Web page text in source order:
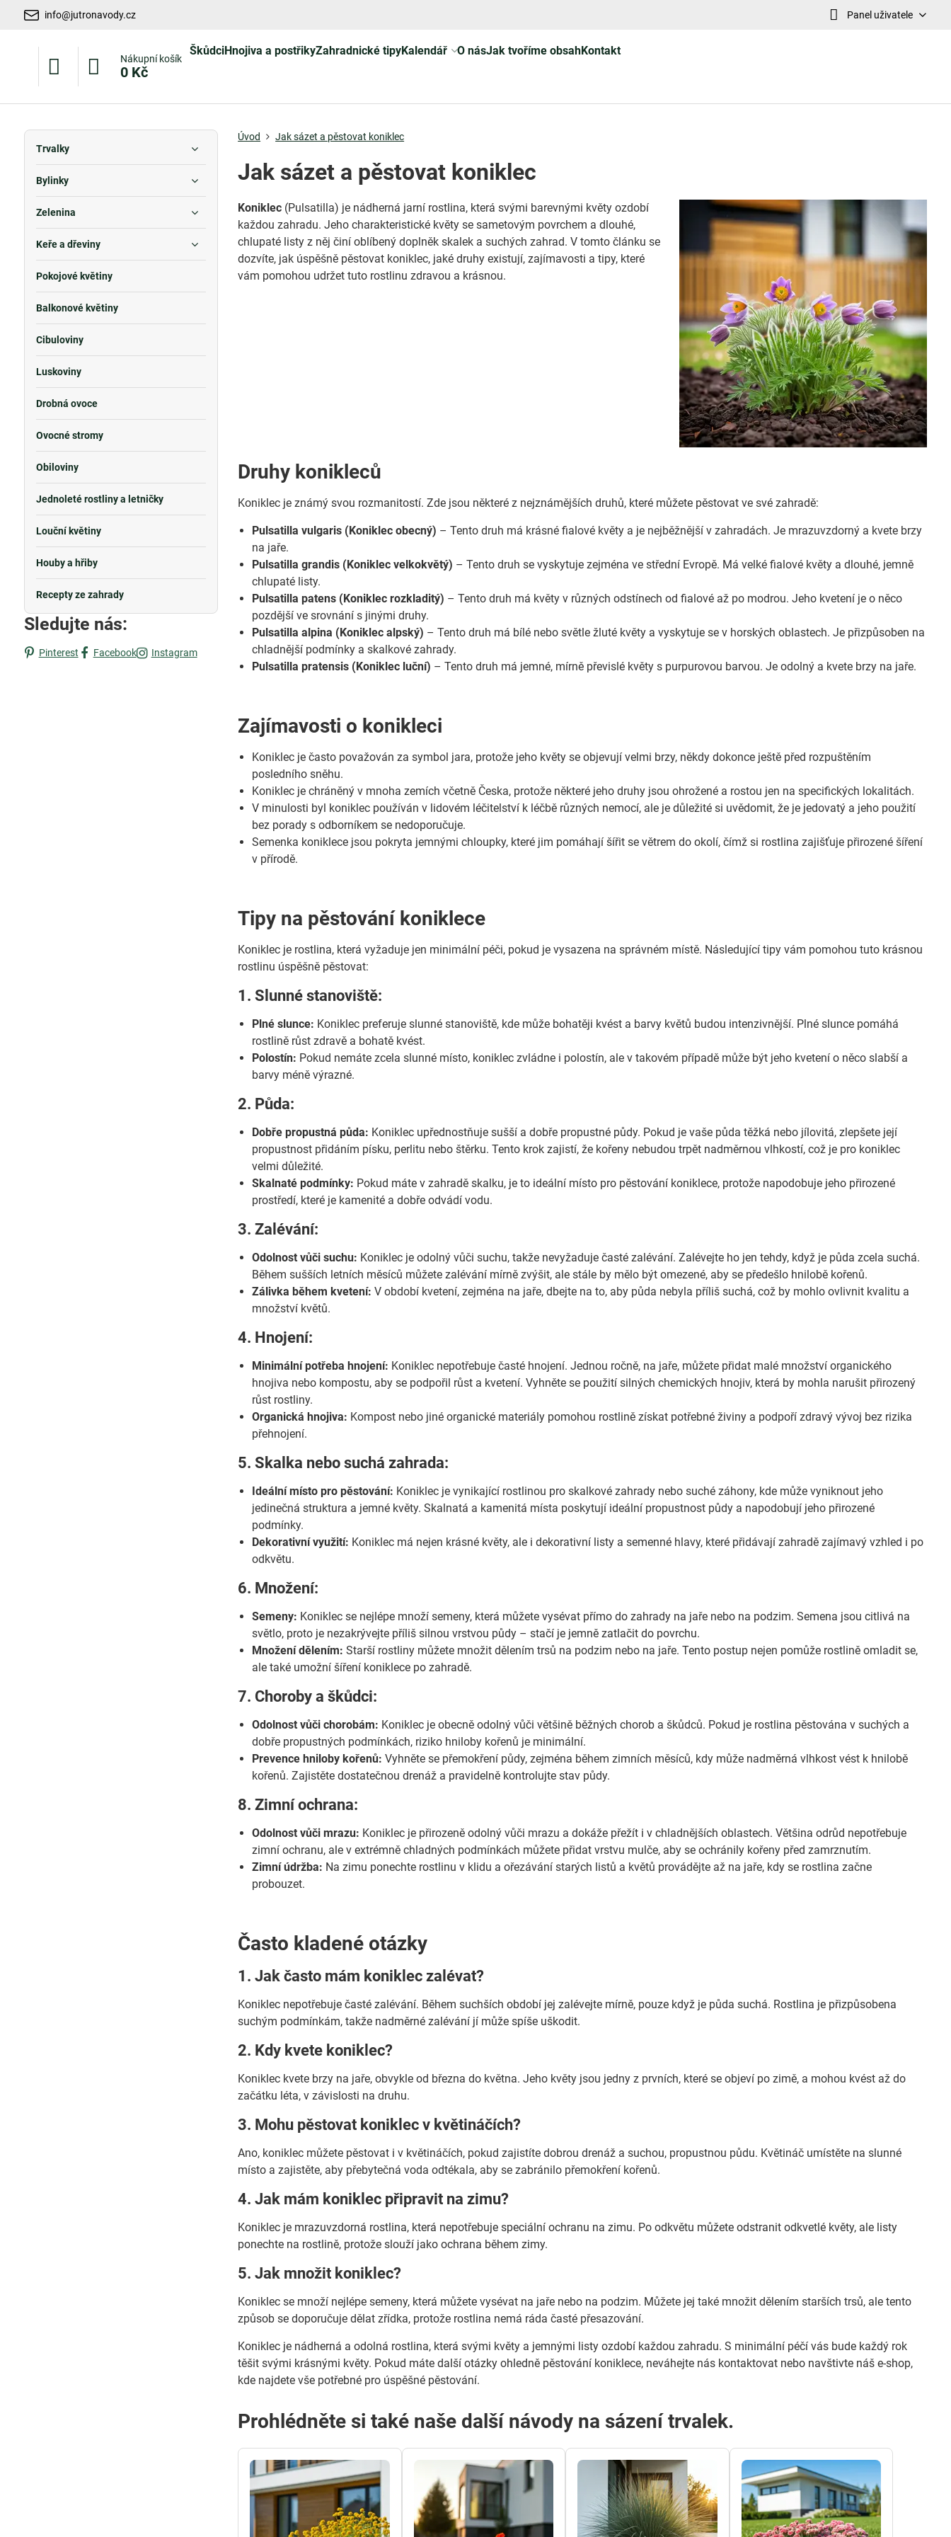
info@jutronavody.cz Panel uživatele
Nákupní košík
0 Kč
ŠkůdciHnojiva a postřikyZahradnické tipyKalendář O násJak tvoříme obsahKontakt
Úvod Jak sázet a pěstovat koniklec
Jak sázet a pěstovat koniklec
Koniklec (Pulsatilla) je nádherná jarní rostlina, která svými barevnými květy ozdobí
každou zahradu. Jeho charakteristické květy se sametovým povrchem a dlouhé,
chlupaté listy z něj činí oblíbený doplněk skalek a suchých zahrad. V tomto článku se
dozvíte, jak úspěšně pěstovat koniklec, jaké druhy existují, zajímavosti a tipy, které
vám pomohou udržet tuto rostlinu zdravou a krásnou.
Druhy konikleců
Koniklec je známý svou rozmanitostí. Zde jsou některé z nejznámějších druhů, které můžete pěstovat ve své zahradě:
Pulsatilla vulgaris (Koniklec obecný) – Tento druh má krásné fialové květy a je nejběžnější v zahradách. Je mrazuvzdorný a kvete brzy
na jaře.
Pulsatilla grandis (Koniklec velkokvětý) – Tento druh se vyskytuje zejména ve střední Evropě. Má velké fialové květy a dlouhé, jemně
chlupaté listy.
Pulsatilla patens (Koniklec rozkladitý) – Tento druh má květy v různých odstínech od fialové až po modrou. Jeho kvetení je o něco
pozdější ve srovnání s jinými druhy.
Pulsatilla alpina (Koniklec alpský) – Tento druh má bílé nebo světle žluté květy a vyskytuje se v horských oblastech. Je přizpůsoben na
chladnější podmínky a skalkové zahrady.
Pulsatilla pratensis (Koniklec luční) – Tento druh má jemné, mírně převislé květy s purpurovou barvou. Je odolný a kvete brzy na jaře.
Zajímavosti o konikleci
Koniklec je často považován za symbol jara, protože jeho květy se objevují velmi brzy, někdy dokonce ještě před rozpuštěním
posledního sněhu.
Koniklec je chráněný v mnoha zemích včetně Česka, protože některé jeho druhy jsou ohrožené a rostou jen na specifických lokalitách.
V minulosti byl koniklec používán v lidovém léčitelství k léčbě různých nemocí, ale je důležité si uvědomit, že je jedovatý a jeho použití
bez porady s odborníkem se nedoporučuje.
Semenka koniklece jsou pokryta jemnými chloupky, které jim pomáhají šířit se větrem do okolí, čímž si rostlina zajišťuje přirozené šíření
v přírodě.
Tipy na pěstování koniklece
Koniklec je rostlina, která vyžaduje jen minimální péči, pokud je vysazena na správném místě. Následující tipy vám pomohou tuto krásnou
rostlinu úspěšně pěstovat:
1. Slunné stanoviště:
Plné slunce: Koniklec preferuje slunné stanoviště, kde může bohatěji kvést a barvy květů budou intenzivnější. Plné slunce pomáhá
rostlině růst zdravě a bohatě kvést.
Polostín: Pokud nemáte zcela slunné místo, koniklec zvládne i polostín, ale v takovém případě může být jeho kvetení o něco slabší a
barvy méně výrazné.
2. Půda:
Dobře propustná půda: Koniklec upřednostňuje sušší a dobře propustné půdy. Pokud je vaše půda těžká nebo jílovitá, zlepšete její
propustnost přidáním písku, perlitu nebo štěrku. Tento krok zajistí, že kořeny nebudou trpět nadměrnou vlhkostí, což je pro koniklec
velmi důležité.
Skalnaté podmínky: Pokud máte v zahradě skalku, je to ideální místo pro pěstování koniklece, protože napodobuje jeho přirozené
prostředí, které je kamenité a dobře odvádí vodu.
3. Zalévání:
Odolnost vůči suchu: Koniklec je odolný vůči suchu, takže nevyžaduje časté zalévání. Zalévejte ho jen tehdy, když je půda zcela suchá.
Během sušších letních měsíců můžete zalévání mírně zvýšit, ale stále by mělo být omezené, aby se předešlo hnilobě kořenů.
Zálivka během kvetení: V období kvetení, zejména na jaře, dbejte na to, aby půda nebyla příliš suchá, což by mohlo ovlivnit kvalitu a
množství květů.
4. Hnojení:
Minimální potřeba hnojení: Koniklec nepotřebuje časté hnojení. Jednou ročně, na jaře, můžete přidat malé množství organického
hnojiva nebo kompostu, aby se podpořil růst a kvetení. Vyhněte se použití silných chemických hnojiv, která by mohla narušit přirozený
růst rostliny.
Organická hnojiva: Kompost nebo jiné organické materiály pomohou rostlině získat potřebné živiny a podpoří zdravý vývoj bez rizika
přehnojení.
5. Skalka nebo suchá zahrada:
Ideální místo pro pěstování: Koniklec je vynikající rostlinou pro skalkové zahrady nebo suché záhony, kde může vyniknout jeho
jedinečná struktura a jemné květy. Skalnatá a kamenitá místa poskytují ideální propustnost půdy a napodobují jeho přirozené
podmínky.
Dekorativní využití: Koniklec má nejen krásné květy, ale i dekorativní listy a semenné hlavy, které přidávají zahradě zajímavý vzhled i po
odkvětu.
6. Množení:
Semeny: Koniklec se nejlépe množí semeny, která můžete vysévat přímo do zahrady na jaře nebo na podzim. Semena jsou citlivá na
světlo, proto je nezakrývejte příliš silnou vrstvou půdy – stačí je jemně zatlačit do povrchu.
Množení dělením: Starší rostliny můžete množit dělením trsů na podzim nebo na jaře. Tento postup nejen pomůže rostlině omladit se,
ale také umožní šíření koniklece po zahradě.
7. Choroby a škůdci:
Odolnost vůči chorobám: Koniklec je obecně odolný vůči většině běžných chorob a škůdců. Pokud je rostlina pěstována v suchých a
dobře propustných podmínkách, riziko hniloby kořenů je minimální.
Prevence hniloby kořenů: Vyhněte se přemokření půdy, zejména během zimních měsíců, kdy může nadměrná vlhkost vést k hnilobě
kořenů. Zajistěte dostatečnou drenáž a pravidelně kontrolujte stav půdy.
8. Zimní ochrana:
Odolnost vůči mrazu: Koniklec je přirozeně odolný vůči mrazu a dokáže přežít i v chladnějších oblastech. Většina odrůd nepotřebuje
zimní ochranu, ale v extrémně chladných podmínkách můžete přidat vrstvu mulče, aby se ochránily kořeny před zamrznutím.
Zimní údržba: Na zimu ponechte rostlinu v klidu a ořezávání starých listů a květů provádějte až na jaře, kdy se rostlina začne
probouzet.
Často kladené otázky
1. Jak často mám koniklec zalévat?
Koniklec nepotřebuje časté zalévání. Během suchších období jej zalévejte mírně, pouze když je půda suchá. Rostlina je přizpůsobena
suchým podmínkám, takže nadměrné zalévání jí může spíše uškodit.
2. Kdy kvete koniklec?
Koniklec kvete brzy na jaře, obvykle od března do května. Jeho květy jsou jedny z prvních, které se objeví po zimě, a mohou kvést až do
začátku léta, v závislosti na druhu.
3. Mohu pěstovat koniklec v květináčích?
Ano, koniklec můžete pěstovat i v květináčích, pokud zajistíte dobrou drenáž a suchou, propustnou půdu. Květináč umístěte na slunné
místo a zajistěte, aby přebytečná voda odtékala, aby se zabránilo přemokření kořenů.
4. Jak mám koniklec připravit na zimu?
Koniklec je mrazuvzdorná rostlina, která nepotřebuje speciální ochranu na zimu. Po odkvětu můžete odstranit odkvetlé květy, ale listy
ponechte na rostlině, protože slouží jako ochrana během zimy.
5. Jak množit koniklec?
Koniklec se množí nejlépe semeny, která můžete vysévat na jaře nebo na podzim. Můžete jej také množit dělením starších trsů, ale tento
způsob se doporučuje dělat zřídka, protože rostlina nemá ráda časté přesazování.
Koniklec je nádherná a odolná rostlina, která svými květy a jemnými listy ozdobí každou zahradu. S minimální péčí vás bude každý rok
těšit svými krásnými květy. Pokud máte další otázky ohledně pěstování koniklece, neváhejte nás kontaktovat nebo navštivte náš e-shop,
kde najdete vše potřebné pro úspěšné pěstování.
Prohlédněte si také naše další návody na sázení trvalek.
Trvalky
Bylinky
Zelenina
Keře a dřeviny
Pokojové květiny
Balkonové květiny
Cibuloviny
Luskoviny
Drobná ovoce
Ovocné stromy
Obiloviny
Jednoleté rostliny a letničky
Louční květiny
Houby a hřiby
Recepty ze zahrady
Sledujte nás:
Pinterest Facebook Instagram